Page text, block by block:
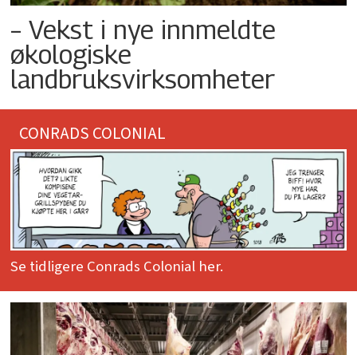
– Vekst i nye innmeldte
økologiske
landbruksvirksomheter
CONRADS COLONIAL
Se tidligere Conrads Colonial her.